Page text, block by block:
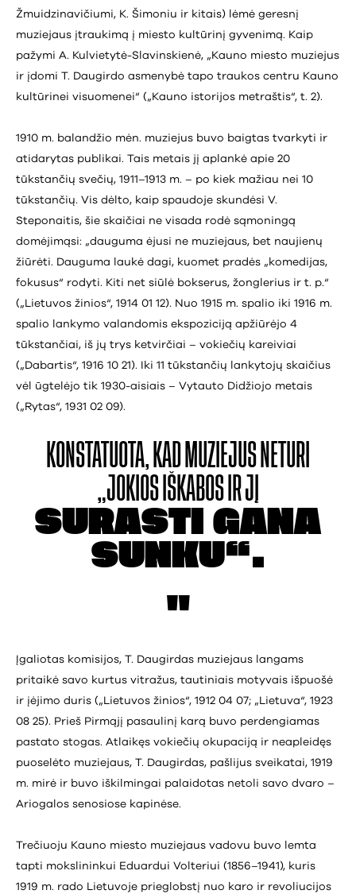
Žmuidzinavičiumi, K. Šimoniu ir kitais) lėmė geresnį
muziejaus įtraukimą į miesto kultūrinį gyvenimą. Kaip
pažymi A. Kulvietytė-Slavinskienė, „Kauno miesto muziejus
ir įdomi T. Daugirdo asmenybė tapo traukos centru Kauno
kultūrinei visuomenei“ („Kauno istorijos metraštis“, t. 2).
1910 m. balandžio mėn. muziejus buvo baigtas tvarkyti ir
atidarytas publikai. Tais metais jį aplankė apie 20
tūkstančių svečių, 1911–1913 m. – po kiek mažiau nei 10
tūkstančių. Vis dėlto, kaip spaudoje skundėsi V.
Steponaitis, šie skaičiai ne visada rodė sąmoningą
domėjimąsi: „dauguma ėjusi ne muziejaus, bet naujienų
žiūrėti. Dauguma laukė dagi, kuomet pradės „komedijas,
fokusus“ rodyti. Kiti net siūlė bokserus, žonglerius ir t. p.“
(„Lietuvos žinios“, 1914 01 12). Nuo 1915 m. spalio iki 1916 m.
spalio lankymo valandomis ekspoziciją apžiūrėjo 4
tūkstančiai, iš jų trys ketvirčiai – vokiečių kareiviai
(„Dabartis“, 1916 10 21). Iki 11 tūkstančių lankytojų skaičius
vėl ūgtelėjo tik 1930-aisiais – Vytauto Didžiojo metais
(„Rytas“, 1931 02 09).
KONSTATUOTA, KAD MUZIEJUS NETURI
„JOKIOS IŠKABOS IR JĮ
SURASTI GANA
SUNKU“.
Įgaliotas komisijos, T. Daugirdas muziejaus langams
pritaikė savo kurtus vitražus, tautiniais motyvais išpuošė
ir įėjimo duris („Lietuvos žinios“, 1912 04 07; „Lietuva“, 1923
08 25). Prieš Pirmąjį pasaulinį karą buvo perdengiamas
pastato stogas. Atlaikęs vokiečių okupaciją ir neapleidęs
puoselėto muziejaus, T. Daugirdas, pašlijus sveikatai, 1919
m. mirė ir buvo iškilmingai palaidotas netoli savo dvaro –
Ariogalos senosiose kapinėse.
Trečiuoju Kauno miesto muziejaus vadovu buvo lemta
tapti mokslininkui Eduardui Volteriui (1856–1941), kuris
1919 m. rado Lietuvoje prieglobstį nuo karo ir revoliucijos